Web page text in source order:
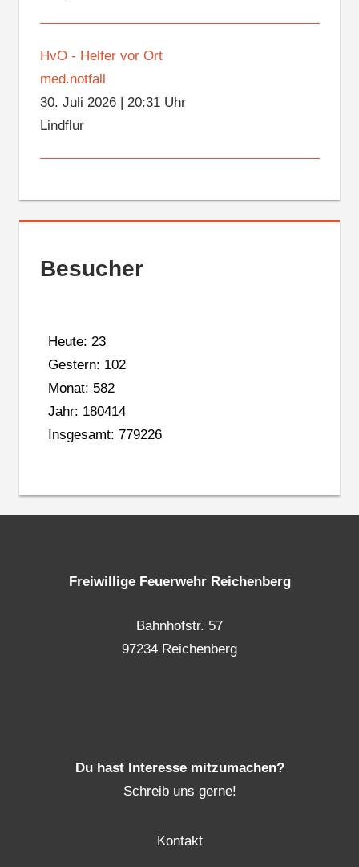
HvO - Helfer vor Ort
med.notfall
30. Juli 2026| 20:31 Uhr
Lindflur
Besucher
Heute: 23
Gestern: 102
Monat: 582
Jahr: 180414
Insgesamt: 779226
Freiwillige Feuerwehr Reichenberg
Bahnhofstr. 57
97234 Reichenberg
Du hast Interesse mitzumachen?
Schreib uns gerne!
Kontakt